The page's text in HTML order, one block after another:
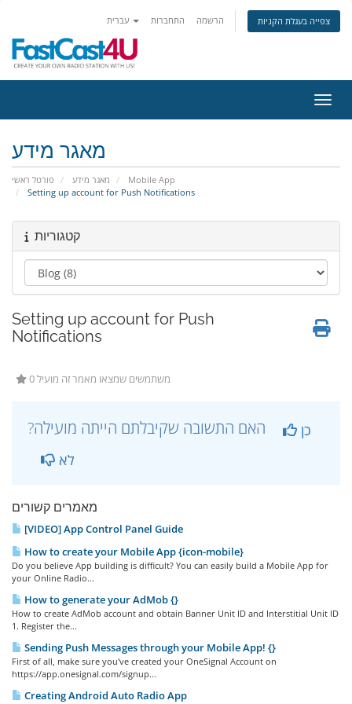
התחברות הרשמה צפייה בעגלת הקניות
מאגר מידע
פורטל ראשי מאגר מידע
Mobile App
Setting up account for Push Notifications
קטגוריות
Setting up account for Push
Notifications
0 משתמשים שמצאו מאמר זה מועיל
כן
לא
מאמרים קשורים
[VIDEO] App Control Panel Guide
How to create your Mobile App {icon-mobile}
Do you believe App building is difficult? You can easily build a Mobile App for
your Online Radio...
How to generate your AdMob {}
How to create AdMob account and obtain Banner Unit ID and Interstitial Unit ID
1. Register the...
Sending Push Messages through your Mobile App! {}
First of all, make sure you've created your OneSignal Account on
https://app.onesignal.com/signup...
Creating Android Auto Radio App